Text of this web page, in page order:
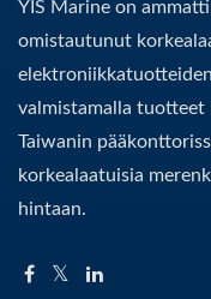
YIS Marine on
omistautunut
valmistamalla tuotteet
Taiwanin
korkealaatuisia
hintaan.